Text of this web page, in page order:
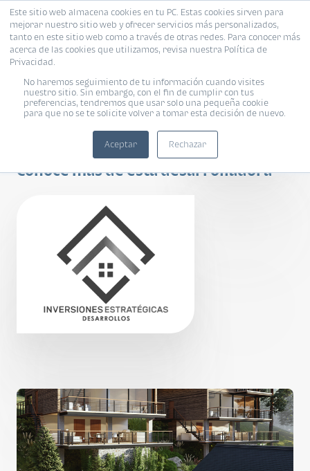
Este sitio web almacena cookies en tu PC. Estas cookies sirven para
mejorar nuestro sitio web y ofrecer servicios más personalizados,
tanto en este sitio web como a través de otras redes. Para conocer más
acerca de las cookies que utilizamos, revisa nuestra Política de
Privacidad.
No haremos seguimiento de tu información cuando visites
nuestro sitio. Sin embargo, con el fin de cumplir con tus
preferencias, tendremos que usar solo una pequeña cookie
para que no se te solicite volver a tomar esta decisión de nuevo.
Aceptar Rechazar
ALTOS DE LA
Conoce más de esta desarrolladora